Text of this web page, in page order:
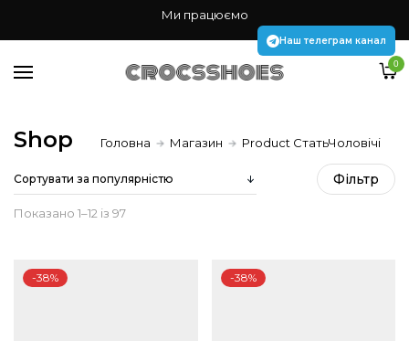
Ми працюємо
Наш телеграм канал
0
Чоловікам
Дітям
Shop Головна Магазин Product СтатьЧоловічі
Фiльтр
Показано 1–12 із 97Sorted
-38% -38%